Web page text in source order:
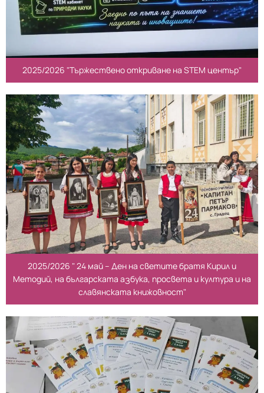
2025/2026 "Тържествено откриване на STEM център"
2025/2026 " 24 май – Ден на светите братя Кирил и
Методий, на българската азбука, просвета и култура и на
славянската книжовност"